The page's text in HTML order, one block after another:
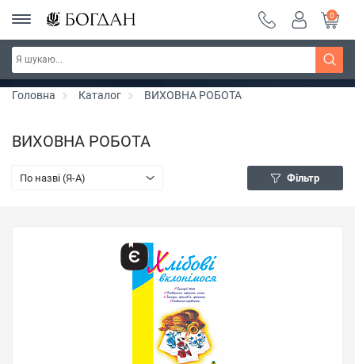
РОЗПРОДАЖ ~ 150 грн ~ 200 грн ~ 250 грн ~
300 грн ~ РОЗПРОДАЖ
Дізнатись більше
0
Головна Каталог ВИХОВНА РОБОТА
ВИХОВНА РОБОТА
По назві (Я-А) Фільтр